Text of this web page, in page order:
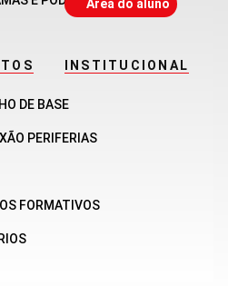
Área do aluno
DE BASE
PERIFERIAS
FORMATIVOS
INSTITUCIONAL